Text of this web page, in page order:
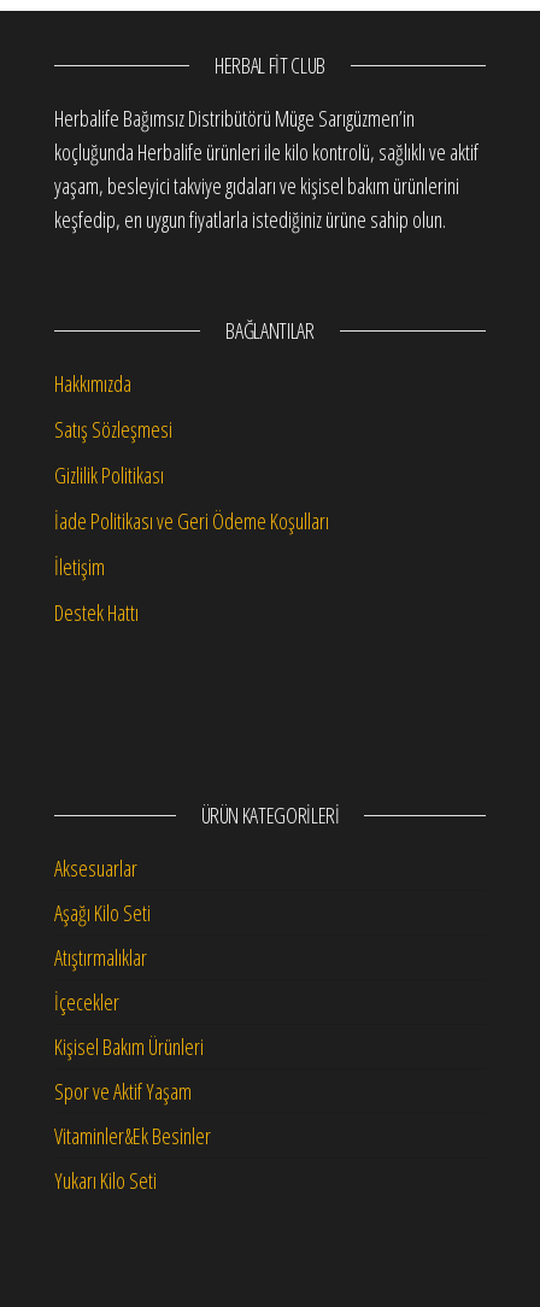
HERBAL FIT CLUB
Herbalife Bağımsız Distribütörü Müge Sarıgüzmen’in
koçluğunda Herbalife ürünleri ile kilo kontrolü, sağlıklı ve aktif
yaşam, besleyici takviye gıdaları ve kişisel bakım ürünlerini
keşfedip, en uygun fiyatlarla istediğiniz ürüne sahip olun.
BAĞLANTILAR
Hakkımızda
Satış Sözleşmesi
Gizlilik Politikası
İade Politikası ve Geri Ödeme Koşulları
İletişim
Destek Hattı
ÜRÜN KATEGORILERI
Aksesuarlar
Aşağı Kilo Seti
Atıştırmalıklar
İçecekler
Kişisel Bakım Ürünleri
Spor ve Aktif Yaşam
Vitaminler&Ek Besinler
Yukarı Kilo Seti